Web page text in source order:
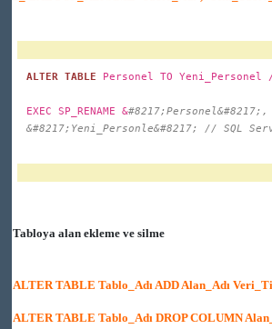
ALTER TABLE Personel TO Yeni_Personel
EXEC SP_RENAME &#8217;Personel&#8217;,
&#8217;Yeni_Personle&#8217; // SQL
Tabloya alan ekleme ve silme
ALTER TABLE Tablo_Adı ADD Alan_Adı
ALTER TABLE Tablo_Adı DROP COLUMN